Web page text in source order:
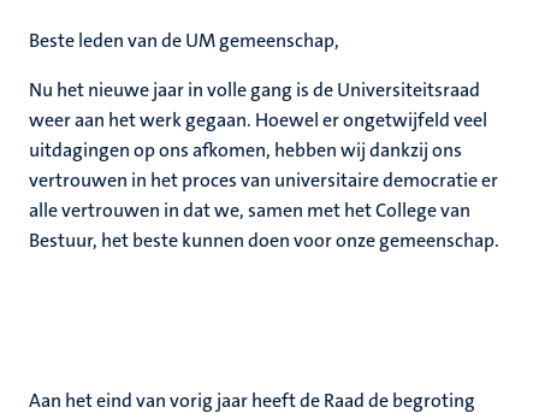
Beste leden van de UM gemeenschap,
Nu het nieuwe jaar in volle gang is de Universiteitsraad
weer aan het werk gegaan. Hoewel er ongetwijfeld veel
uitdagingen op ons afkomen, hebben wij dankzij ons
vertrouwen in het proces van universitaire democratie er
alle vertrouwen in dat we, samen met het College van
Bestuur, het beste kunnen doen voor onze gemeenschap.
Aan het eind van vorig jaar heeft de Raad de begroting